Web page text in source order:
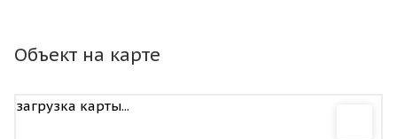
Объект на карте
загрузка карты...